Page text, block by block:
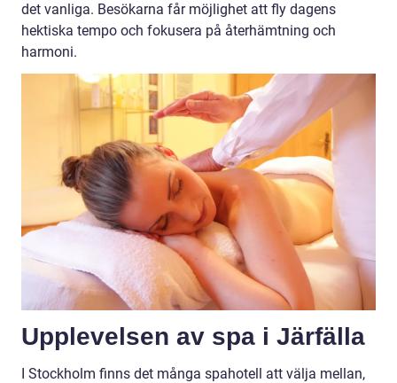
det vanliga. Besökarna får möjlighet att fly dagens
hektiska tempo och fokusera på återhämtning och
harmoni.
Upplevelsen av spa i Järfälla
I Stockholm finns det många spahotell att välja mellan,